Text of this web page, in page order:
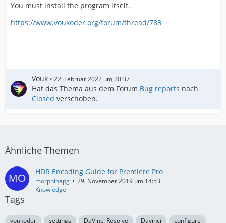
You must install the program itself.
https://www.voukoder.org/forum/thread/783
Vouk 22. Februar 2022 um 20:37
Hat das Thema aus dem Forum Bug reports nach
Closed verschoben.
Ähnliche Themen
HDR Encoding Guide for Premiere Pro
morphinapg
29. November 2019 um 14:53
Knowledge
Tags
voukoder settings DaVinci Resolve Davinci configure